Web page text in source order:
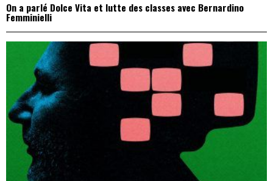
On a parlé Dolce Vita et lutte des classes avec Bernardino
Femminielli